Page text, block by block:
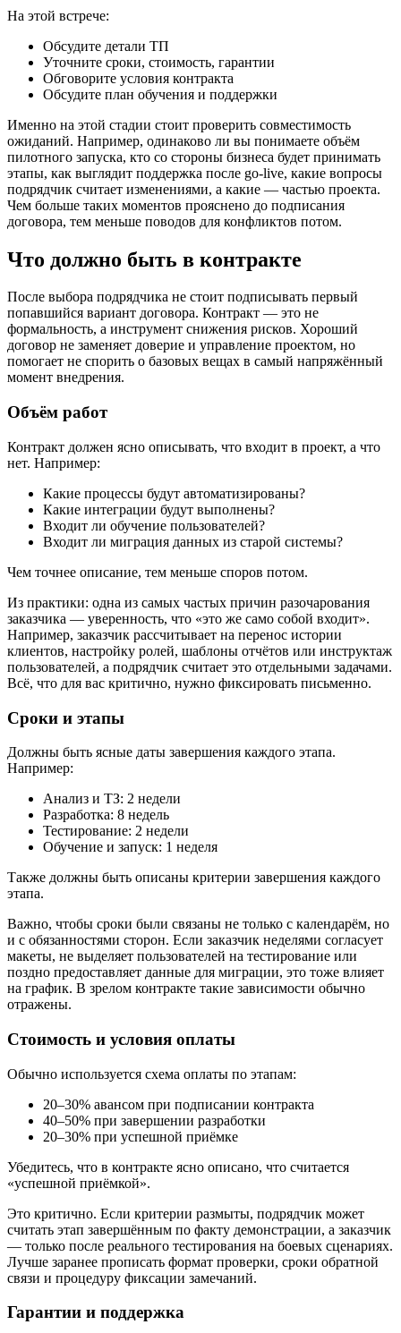
На этой встрече:
Обсудите детали ТП
Уточните сроки, стоимость, гарантии
Обговорите условия контракта
Обсудите план обучения и поддержки
Именно на этой стадии стоит проверить совместимость
ожиданий. Например, одинаково ли вы понимаете объём
пилотного запуска, кто со стороны бизнеса будет принимать
этапы, как выглядит поддержка после go-live, какие вопросы
подрядчик считает изменениями, а какие — частью проекта.
Чем больше таких моментов прояснено до подписания
договора, тем меньше поводов для конфликтов потом.
Что должно быть в контракте
После выбора подрядчика не стоит подписывать первый
попавшийся вариант договора. Контракт — это не
формальность, а инструмент снижения рисков. Хороший
договор не заменяет доверие и управление проектом, но
помогает не спорить о базовых вещах в самый напряжённый
момент внедрения.
Объём работ
Контракт должен ясно описывать, что входит в проект, а что
нет. Например:
Какие процессы будут автоматизированы?
Какие интеграции будут выполнены?
Входит ли обучение пользователей?
Входит ли миграция данных из старой системы?
Чем точнее описание, тем меньше споров потом.
Из практики: одна из самых частых причин разочарования
заказчика — уверенность, что «это же само собой входит».
Например, заказчик рассчитывает на перенос истории
клиентов, настройку ролей, шаблоны отчётов или инструктаж
пользователей, а подрядчик считает это отдельными задачами.
Всё, что для вас критично, нужно фиксировать письменно.
Сроки и этапы
Должны быть ясные даты завершения каждого этапа.
Например:
Анализ и ТЗ: 2 недели
Разработка: 8 недель
Тестирование: 2 недели
Обучение и запуск: 1 неделя
Также должны быть описаны критерии завершения каждого
этапа.
Важно, чтобы сроки были связаны не только с календарём, но
и с обязанностями сторон. Если заказчик неделями согласует
макеты, не выделяет пользователей на тестирование или
поздно предоставляет данные для миграции, это тоже влияет
на график. В зрелом контракте такие зависимости обычно
отражены.
Стоимость и условия оплаты
Обычно используется схема оплаты по этапам:
20–30% авансом при подписании контракта
40–50% при завершении разработки
20–30% при успешной приёмке
Убедитесь, что в контракте ясно описано, что считается
«успешной приёмкой».
Это критично. Если критерии размыты, подрядчик может
считать этап завершённым по факту демонстрации, а заказчик
— только после реального тестирования на боевых сценариях.
Лучше заранее прописать формат проверки, сроки обратной
связи и процедуру фиксации замечаний.
Гарантии и поддержка